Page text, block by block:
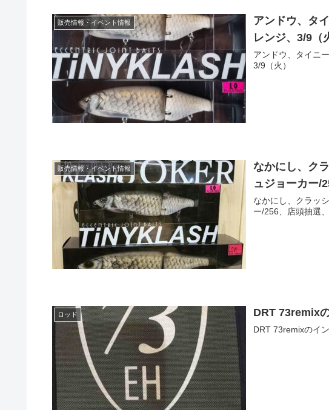
販売情報・イベント情報
アンドウ、タ
レンジ、3/9（
アンドウ、タイニ
3/9（火）
販売情報・イベント情報
なかにし、ク
ュジョーカー/
なかにし、クラッ
ー/256、店頭抽選
ロッド DRT 73remix
DRT 73remixのイ